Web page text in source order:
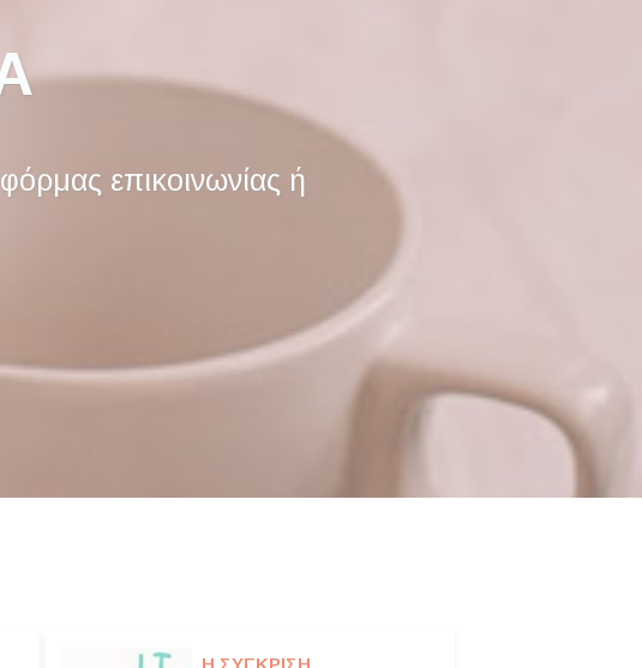
επικοινωνίας ή